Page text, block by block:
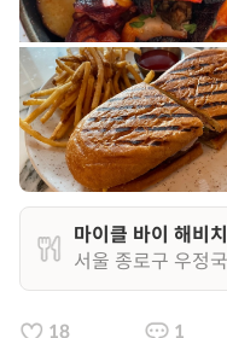
마이클 바이 해비치
서울 종로구 우정
18 1